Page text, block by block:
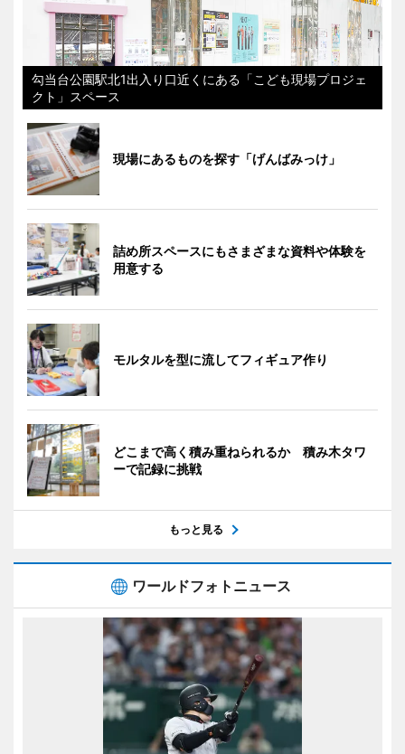
勾当台公園駅北1出入り口近くにある「こども現場プロジェ
クト」スペース
現場にあるものを探す「げんばみっけ」
詰め所スペースにもさまざまな資料や体験を
用意する
モルタルを型に流してフィギュア作り
どこまで高く積み重ねられるか 積み木タワ
ーで記録に挑戦
もっと見る
ワールドフォトニュース